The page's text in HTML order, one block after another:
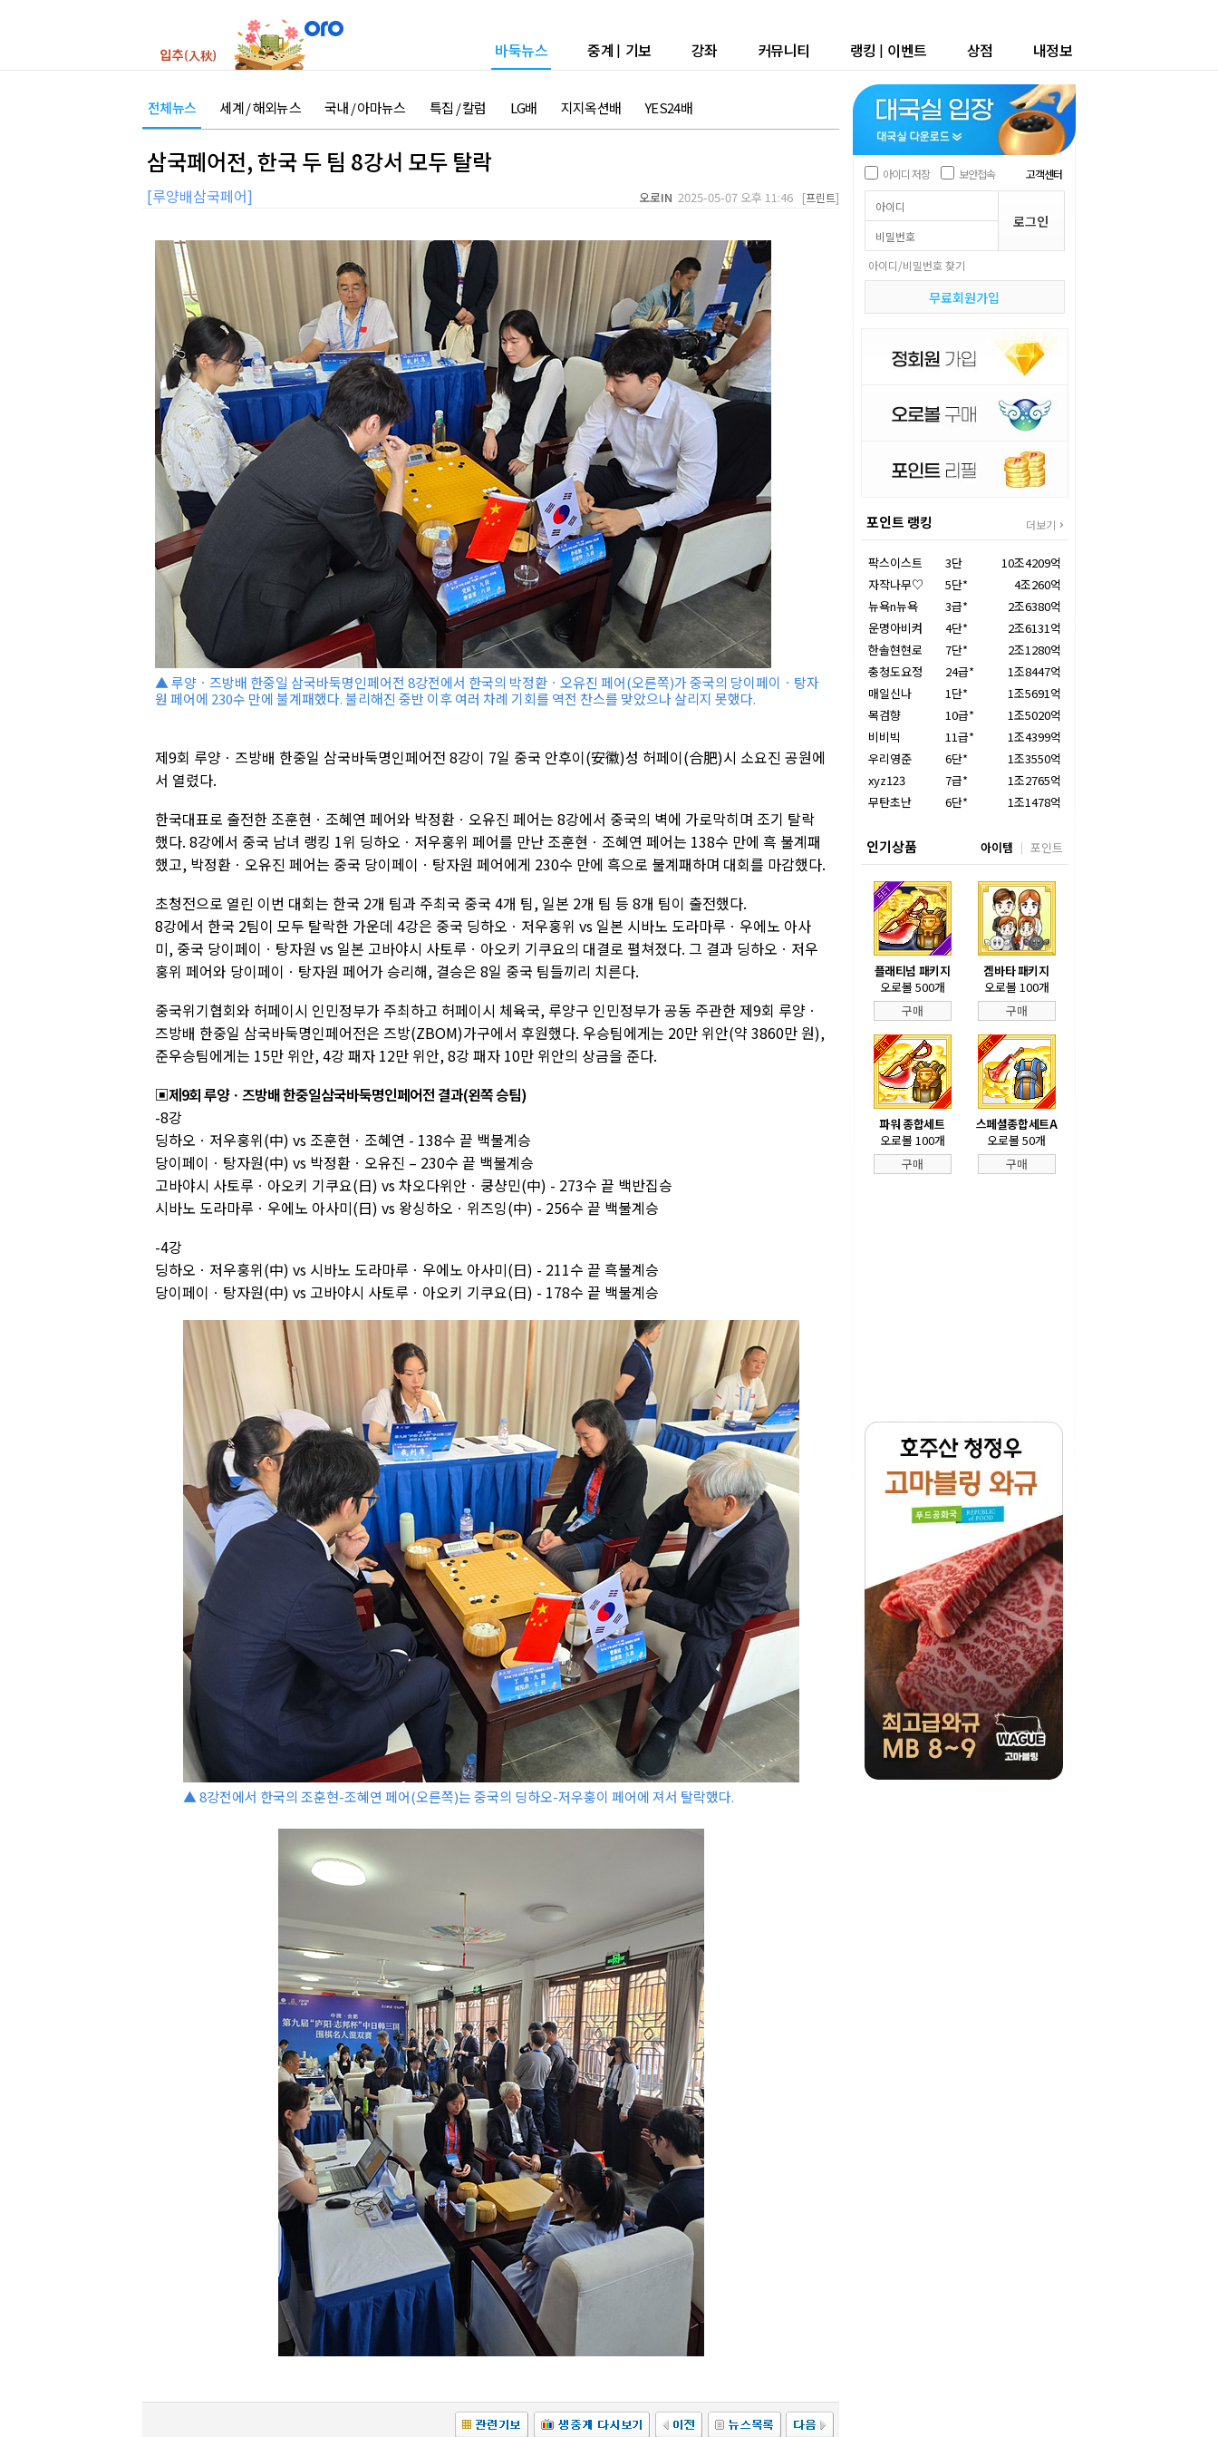
바둑뉴스 중계 | 기보 강좌 커뮤니티 랭킹 | 이벤트 상점 내정보
전체뉴스 세계 / 해외뉴스 국내 / 아마뉴스 특집 / 칼럼 LG배 지지옥션배 YES24배
삼국페어전, 한국 두 팀 8강서 모두 탈락
[루양배삼국페어] 오로IN 2025-05-07 오후 11:46 [프린트]
▲ 루양ㆍ즈방배 한중일 삼국바둑명인페어전 8강전에서 한국의 박정환ㆍ오유진 페어(오른쪽)가 중국의 당이페이ㆍ탕자
원 페어에 230수 만에 불계패했다. 불리해진 중반 이후 여러 차례 기회를 역전 찬스를 맞았으나 살리지 못했다.
제9회 루양ㆍ즈방배 한중일 삼국바둑명인페어전 8강이 7일 중국 안후이(安徽)성 허페이(合肥)시 소요진 공원에
서 열렸다.
한국대표로 출전한 조훈현ㆍ조혜연 페어와 박정환ㆍ오유진 페어는 8강에서 중국의 벽에 가로막히며 조기 탈락
했다. 8강에서 중국 남녀 랭킹 1위 딩하오ㆍ저우훙위 페어를 만난 조훈현ㆍ조혜연 페어는 138수 만에 흑 불계패
했고, 박정환ㆍ오유진 페어는 중국 당이페이ㆍ탕자원 페어에게 230수 만에 흑으로 불계패하며 대회를 마감했다.
초청전으로 열린 이번 대회는 한국 2개 팀과 주최국 중국 4개 팀, 일본 2개 팀 등 8개 팀이 출전했다.
8강에서 한국 2팀이 모두 탈락한 가운데 4강은 중국 딩하오ㆍ저우훙위 vs 일본 시바노 도라마루ㆍ우에노 아사
미, 중국 당이페이ㆍ탕자원 vs 일본 고바야시 사토루ㆍ아오키 기쿠요의 대결로 펼쳐졌다. 그 결과 딩하오ㆍ저우
훙위 페어와 당이페이ㆍ탕자원 페어가 승리해, 결승은 8일 중국 팀들끼리 치른다.
중국위기협회와 허페이시 인민정부가 주최하고 허페이시 체육국, 루양구 인민정부가 공동 주관한 제9회 루양ㆍ
즈방배 한중일 삼국바둑명인페어전은 즈방(ZBOM)가구에서 후원했다. 우승팀에게는 20만 위안(약 3860만 원),
준우승팀에게는 15만 위안, 4강 패자 12만 위안, 8강 패자 10만 위안의 상금을 준다.
▣제9회 루양ㆍ즈방배 한중일삼국바둑명인페어전 결과(왼쪽 승팀)
-8강
딩하오ㆍ저우훙위(中) vs 조훈현ㆍ조혜연 - 138수 끝 백불계승
당이페이ㆍ탕자원(中) vs 박정환ㆍ오유진 – 230수 끝 백불계승
고바야시 사토루ㆍ아오키 기쿠요(日) vs 차오다위안ㆍ쿵샹민(中) - 273수 끝 백반집승
시바노 도라마루ㆍ우에노 아사미(日) vs 왕싱하오ㆍ위즈잉(中) - 256수 끝 백불계승
-4강
딩하오ㆍ저우훙위(中) vs 시바노 도라마루ㆍ우에노 아사미(日) - 211수 끝 흑불계승
당이페이ㆍ탕자원(中) vs 고바야시 사토루ㆍ아오키 기쿠요(日) - 178수 끝 백불계승
▲ 8강전에서 한국의 조훈현-조혜연 페어(오른쪽)는 중국의 딩하오-저우훙이 페어에 져서 탈락했다.
아이디 저장 보안접속 고객센터
아이디/비밀번호 찾기
무료회원가입
포인트 랭킹 더보기
팍스이스트 3단
10조4209억
자작나무♡
5단*
4조260억
뉴욕n뉴욕
3급*
2조6380억
운명아비켜
4단*
2조6131억
한솔현현로
7단*
2조1280억
충청도요정
24급*
1조8447억
매일신나
1단*
1조5691억
목검향
10급*
1조5020억
비비빅
11급*
1조4399억
우리영준
6단*
1조3550억
xyz123
7급*
1조2765억
무탄초난
6단* 1조1478억
인기상품 아이템 포인트
플래티넘 패키지
오로볼 500개
구매
겜바타 패키지
오로볼 100개
구매
파워 종합세트
오로볼 100개
구매
스페셜종합세트A
오로볼 50개
구매